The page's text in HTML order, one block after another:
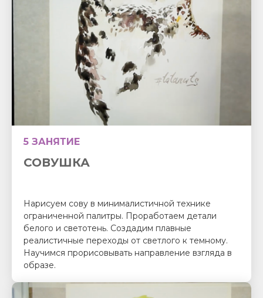
5 ЗАНЯТИЕ
СОВУШКА
Нарисуем сову в минималистичной технике
ограниченной палитры. Проработаем детали
белого и светотень. Создадим плавные
реалистичные переходы от светлого к темному.
Научимся прорисовывать направление взгляда в
образе.